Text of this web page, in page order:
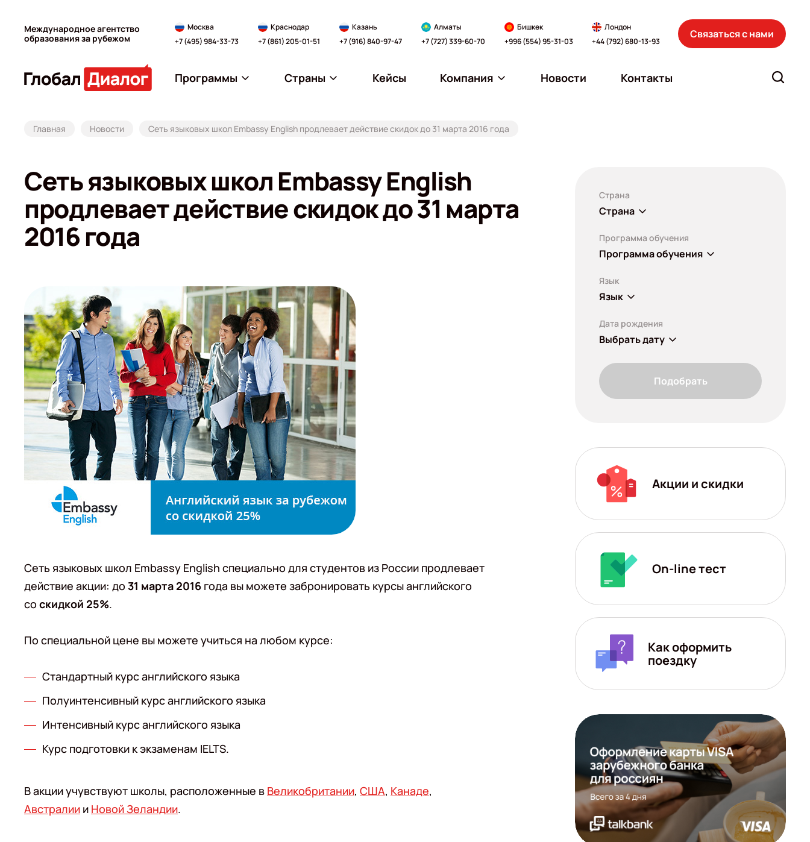
Международное агентство
образования за рубежом
Москва
+7 (495) 984-33-73
Краснодар
+7 (861) 205-01-51
Казань
+7 (916) 840-97-47
Алматы
+7 (727) 339-60-70
Бишкек
+996 (554) 95-31-03
Лондон
+44 (792) 680-13-93
Связаться с нами
Программы Страны Кейсы Компания Новости Контакты
Главная Новости Сеть языковых школ Embassy English продлевает действие скидок до 31 марта 2016 года
Сеть языковых школ Embassy English
продлевает действие скидок до 31 марта
2016 года
Сеть языковых школ Embassy English специально для студентов из России продлевает
действие акции: до 31 марта 2016 года вы можете забронировать курсы английского
со скидкой 25%.
По специальной цене вы можете учиться на любом курсе:
Стандартный курс английского языка
Полуинтенсивный курс английского языка
Интенсивный курс английского языка
Курс подготовки к экзаменам IELTS.
В акции учувствуют школы, расположенные в Великобритании, США, Канаде,
Австралии и Новой Зеландии.
Страна
Страна
Программа обучения
Программа обучения
Язык
Язык
Дата рождения
Выбрать дату
Подобрать
Акции и скидки
On-line тест
Как оформить
поездку